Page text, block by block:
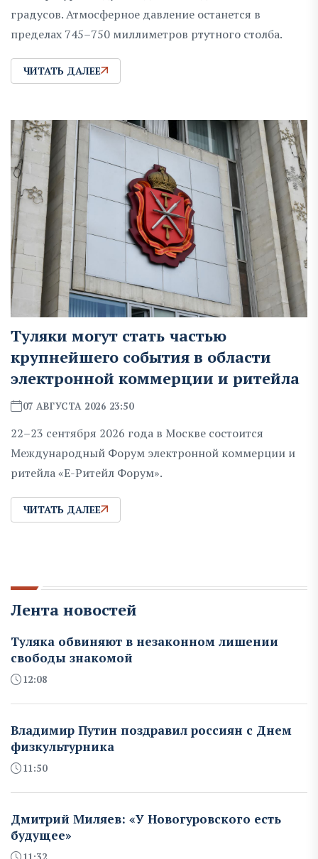
градусов. Атмосферное давление останется в
пределах 745–750 миллиметров ртутного столба.
ЧИТАТЬ ДАЛЕЕ
Туляки могут стать частью
крупнейшего события в области
электронной коммерции и ритейла
07 АВГУСТА 2026 23:50
22–23 сентября 2026 года в Москве состоится
Международный Форум электронной коммерции и
ритейла «Е-Ритейл Форум».
ЧИТАТЬ ДАЛЕЕ
Лента новостей
Туляка обвиняют в незаконном лишении
свободы знакомой
12:08
Владимир Путин поздравил россиян с Днем
физкультурника
11:50
Дмитрий Миляев: «У Новогуровского есть
будущее»